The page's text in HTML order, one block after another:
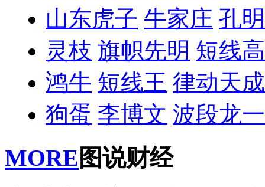
山东虎子 牛家庄 孔
灵枝 旗帜先明 短线
鸿牛 短线王 律动天成
狗蛋 李博文 波段龙一
MORE 图说财经